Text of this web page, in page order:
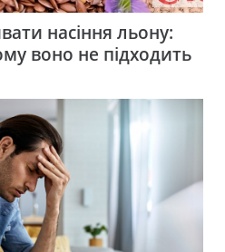
насіння льону:
воно не підходить